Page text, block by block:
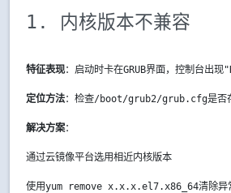
1. 内核版本不兼容
特征表现：启动时卡在GRUB界面，控制
定位方法：检查/boot/grub2/grub.cfg是否
解决方案：
通过云镜像平台选用相近内核版本
使用yum remove x.x.x.el7.x86_64清除异